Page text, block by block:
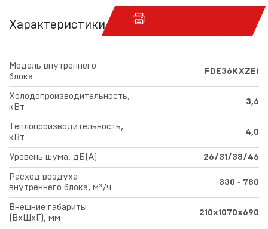
Характеристики
Модель внутреннего
блока
FDE36KXZE1
Холодопроизводительность,
кВт
3,6
Теплопроизводительность,
кВт
4,0
Уровень шума, дБ(А) 26/31/38/46
Расход воздуха
внутреннего блока, м³/ч
330 ‑ 780
Внешние габариты
(ВхШхГ), мм
210х1070х690